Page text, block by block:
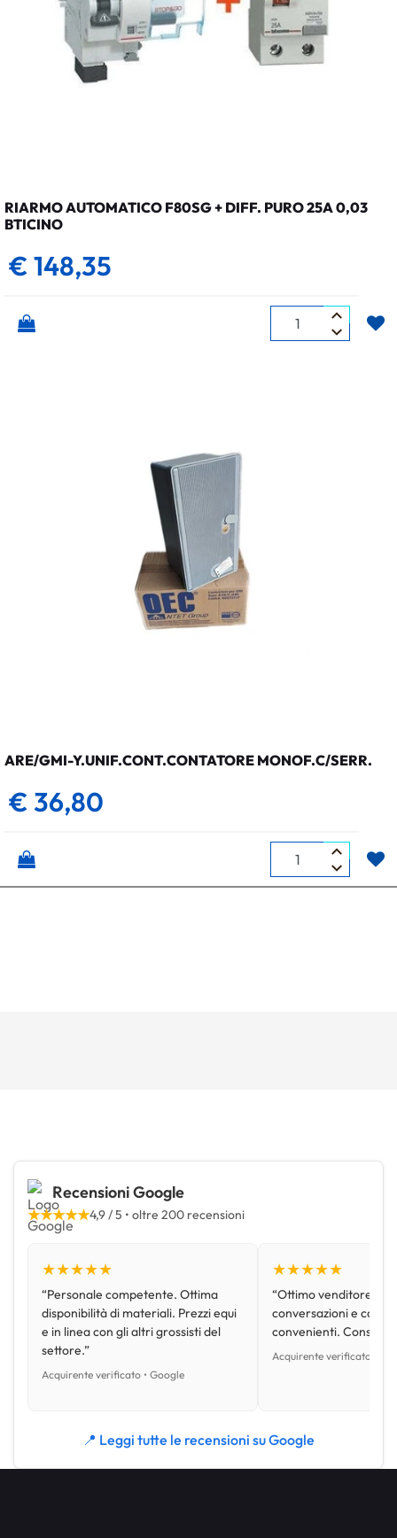
RIARMO AUTOMATICO F80SG + DIFF. PURO 25A 0,03
BTICINO
€ 148,35
Quantità
ARE/GMI-Y.UNIF.CONT.CONTATORE MONOF.C/SERR.
€ 36,80
Quantità
Recensioni Google
★★★★★4,9 / 5 • oltre 200 recensioni
★★★★★
“Personale competente. Ottima
disponibilità di materiali. Prezzi equi
e in linea con gli altri grossisti del
settore.”
Acquirente verificato • Google
★★★★★
“Ottimo venditore,
conversazioni e con
convenienti.
Acquirente verificato •
📍 Leggi tutte le recensioni su Google